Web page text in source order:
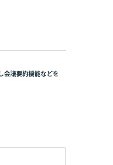
会議要約機能などを